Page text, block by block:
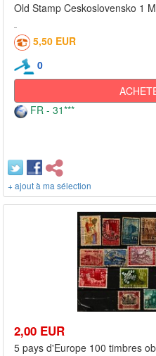
Old Stamp Ceskoslovensko 1
5,50 EUR
0
FR - 31***
+ ajout à ma sélection
2,00 EUR
5 pays d'Europe 100 timbres